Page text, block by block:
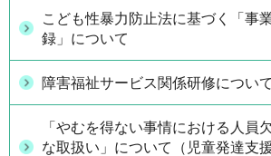
こども性暴力防止法に基づく「事
録」について
障害福祉サービス関係研修について
「やむを得ない事情における人員
な取扱い」について（児童発達支